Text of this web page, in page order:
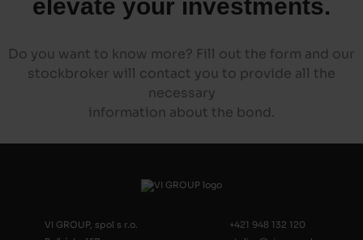
elevate your investments.
Do you want to know more? Fill out the form and our
stockbroker will contact you to provide all the
necessary
information about the bond.
VI GROUP, spol s r.o.
+421 948 132 120